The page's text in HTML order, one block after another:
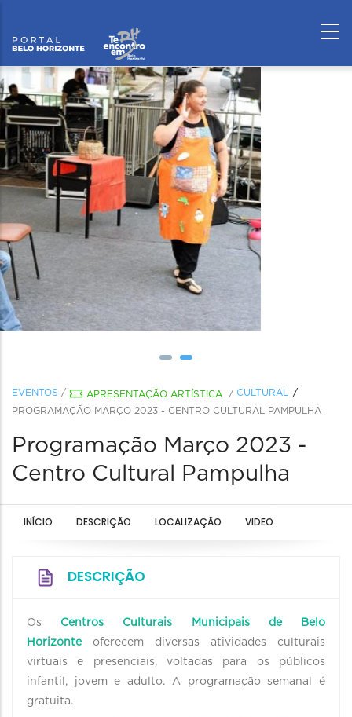
EVENTOS / APRESENTAÇÃO ARTÍSTICA / CULTURAL
PROGRAMAÇÃO MARÇO 2023 - CENTRO CULTURAL PAMPULHA
Programação Março 2023 -
Centro Cultural Pampulha
INÍCIO DESCRIÇÃO LOCALIZAÇÃO VIDEO
DESCRIÇÃO
Os Centros Culturais Municipais de Belo
Horizonteoferecem diversas atividades culturais
virtuais e presenciais, voltadas para os públicos
infantil, jovem e adulto. A programação semanal é
gratuita.